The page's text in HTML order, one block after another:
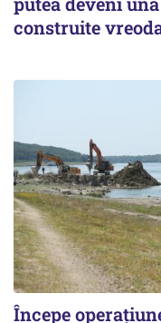
construite
Începe